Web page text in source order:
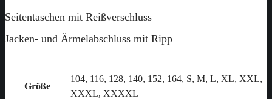
Seitentaschen mit Reißverschluss
Jacken- und Ärmelabschluss mit Ripp
Größe
104, 116, 128, 140, 152, 164, S, M, L, XL, XXL,
XXXL, XXXXL